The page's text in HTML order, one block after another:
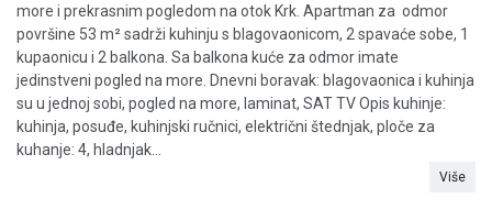
more i prekrasnim pogledom na otok Krk. Apartman za odmor
površine 53 m² sadrži kuhinju s blagovaonicom, 2 spavaće sobe, 1
kupaonicu i 2 balkona. Sa balkona kuće za odmor imate
jedinstveni pogled na more. Dnevni boravak: blagovaonica i kuhinja
su u jednoj sobi, pogled na more, laminat, SAT TV Opis kuhinje:
kuhinja, posuđe, kuhinjski ručnici, električni štednjak, ploče za
kuhanje: 4, hladnjak...
Više